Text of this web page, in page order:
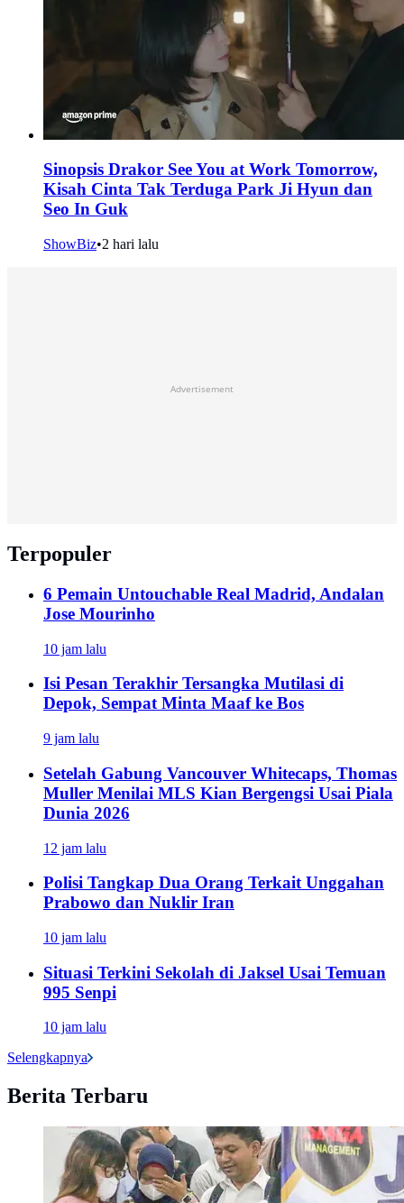
Sinopsis Drakor See You at Work Tomorrow,
Kisah Cinta Tak Terduga Park Ji Hyun dan
Seo In Guk
ShowBiz•2 hari lalu
Advertisement
Terpopuler
6 Pemain Untouchable Real Madrid, Andalan
Jose Mourinho
10 jam lalu
Isi Pesan Terakhir Tersangka Mutilasi di
Depok, Sempat Minta Maaf ke Bos
9 jam lalu
Setelah Gabung Vancouver Whitecaps, Thomas
Muller Menilai MLS Kian Bergengsi Usai Piala
Dunia 2026
12 jam lalu
Polisi Tangkap Dua Orang Terkait Unggahan
Prabowo dan Nuklir Iran
10 jam lalu
Situasi Terkini Sekolah di Jaksel Usai Temuan
995 Senpi
10 jam lalu
Selengkapnya
Berita Terbaru